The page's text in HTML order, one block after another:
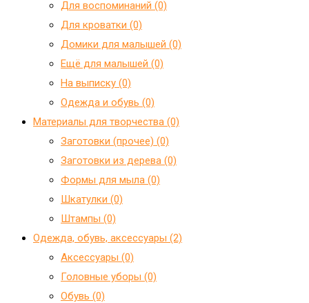
Для воспоминаний (0)
Для кроватки (0)
Домики для малышей (0)
Ещё для малышей (0)
На выписку (0)
Одежда и обувь (0)
Материалы для творчества (0)
Заготовки (прочее) (0)
Заготовки из дерева (0)
Формы для мыла (0)
Шкатулки (0)
Штампы (0)
Одежда, обувь, аксессуары (2)
Аксессуары (0)
Головные уборы (0)
Обувь (0)